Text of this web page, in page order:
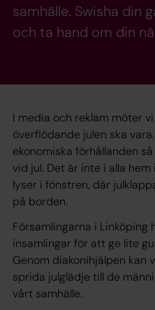
samhälle. Swisha din
och ta hand om din
I media och reklam möter
överflödande julen ska
ekonomiska förhållanden
vid jul. Det är inte i alla
lyser i fönstren, där
på borden.
Församlingarna i Linköping
insamlingar för att ge lite
Genom diakonihjälpen kan
sprida julglädje till de
vårt samhälle.